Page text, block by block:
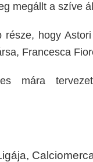
megállt a szíve
része, hogy
Francesca
mára
,